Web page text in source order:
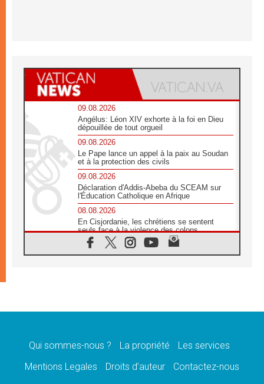
09.08.2026
Angélus: Léon XIV exhorte à la foi en Dieu
dépouillée de tout orgueil
09.08.2026
Le Pape lance un appel à la paix au Soudan
et à la protection des civils
09.08.2026
Déclaration d'Addis-Abeba du SCEAM sur
l'Éducation Catholique en Afrique
08.08.2026
En Cisjordanie, les chrétiens se sentent
seuls face à la violence des colons
08.08.2026
Léon XIV au sanctuaire de Notre Dame du
08.08.2026
08.08.2026
catholiques
Qui sommes-nous ? La propriété
Les services
Mentions Legales
Droits d’auteur Contactez-nous